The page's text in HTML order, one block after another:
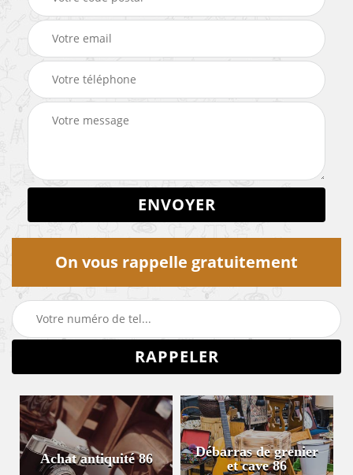
On vous rappelle gratuitement
Achat antiquité 86
Débarras de grenier
et cave 86